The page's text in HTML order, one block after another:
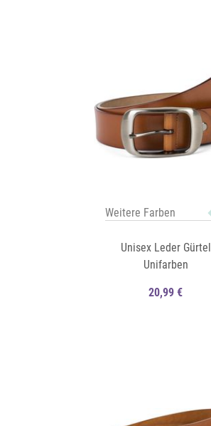
Weitere Farben
Unisex Leder Gürtel
Unifarben
20,99 €